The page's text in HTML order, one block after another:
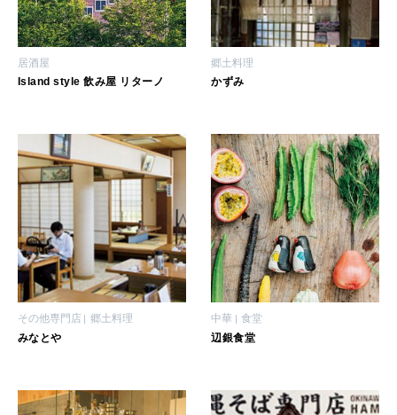
居酒屋
Island style 飲み屋 リターノ
郷土料理
かずみ
その他専門店 郷土料理
みなとや
中華 食堂
辺銀食堂